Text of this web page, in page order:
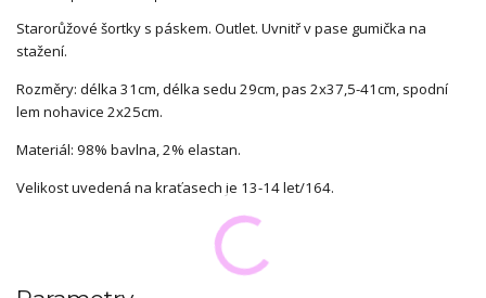
Starorůžové šortky s páskem. Outlet. Uvnitř v pase gumička na
stažení.
Rozměry: délka 31cm, délka sedu 29cm, pas 2x37,5-41cm, spodní
lem nohavice 2x25cm.
Materiál: 98% bavlna, 2% elastan.
Velikost uvedená na kraťasech je 13-14 let/164.